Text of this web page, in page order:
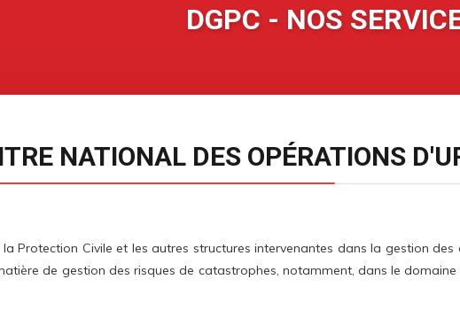
DGPC - NOS
NATIONAL DES OPÉRATIONS
Protection Civile et les autres structures intervenantes dans la gestion
de gestion des risques de catastrophes, notamment, dans le